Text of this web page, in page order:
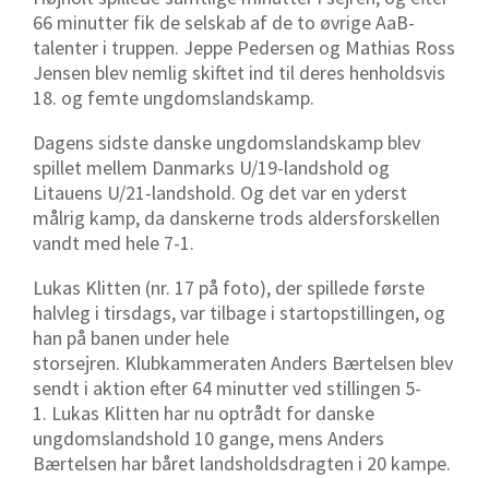
66 minutter fik de selskab af de to øvrige AaB-
talenter i truppen. Jeppe Pedersen og Mathias Ross
Jensen blev nemlig skiftet ind til deres henholdsvis
18. og femte ungdomslandskamp.
Dagens sidste danske ungdomslandskamp blev
spillet mellem Danmarks U/19-landshold og
Litauens U/21-landshold. Og det var en yderst
målrig kamp, da danskerne trods aldersforskellen
vandt med hele 7-1.
Lukas Klitten (nr. 17 på foto), der spillede første
halvleg i tirsdags, var tilbage i startopstillingen, og
han på banen under hele
storsejren. Klubkammeraten Anders Bærtelsen blev
sendt i aktion efter 64 minutter ved stillingen 5-
1. Lukas Klitten har nu optrådt for danske
ungdomslandshold 10 gange, mens Anders
Bærtelsen har båret landsholdsdragten i 20 kampe.